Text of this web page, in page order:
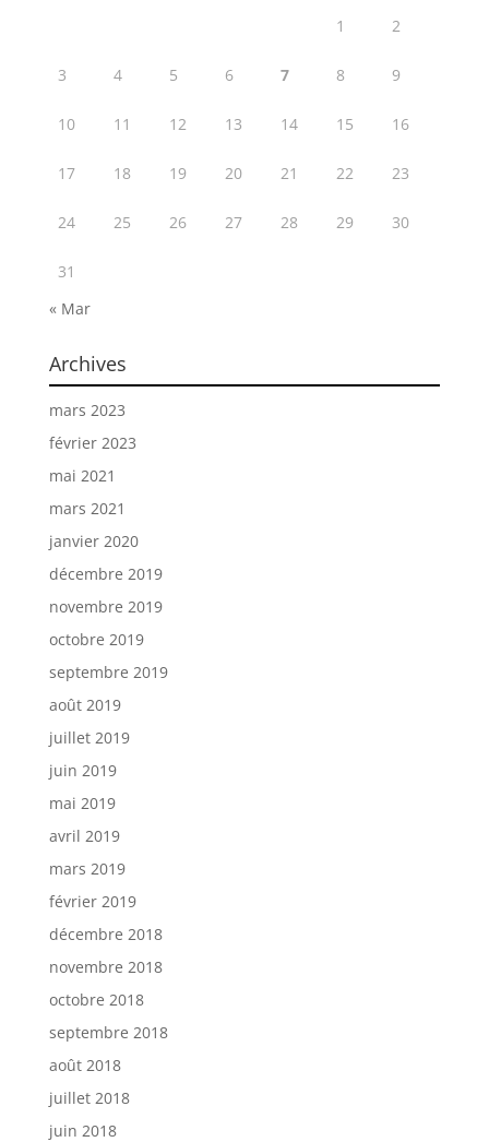
1 2
3 4 5 6 7 8 9
10 11 12 13 14 15 16
17 18 19 20 21 22 23
24 25 26 27 28 29 30
31
« Mar
Archives
mars 2023
février 2023
mai 2021
mars 2021
janvier 2020
décembre 2019
novembre 2019
octobre 2019
septembre 2019
août 2019
juillet 2019
juin 2019
mai 2019
avril 2019
mars 2019
février 2019
décembre 2018
novembre 2018
octobre 2018
septembre 2018
août 2018
juillet 2018
juin 2018